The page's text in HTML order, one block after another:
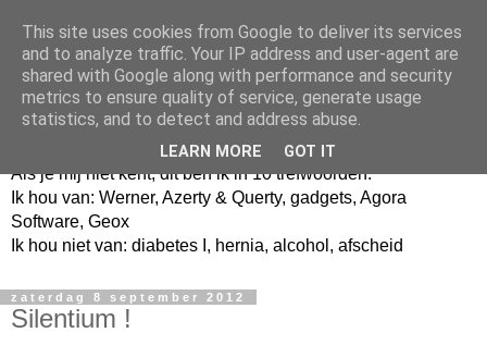
Jangeox' blog
Als je mij niet kent, dit ben ik in 10 trefwoorden.
Ik hou van: Werner, Azerty & Querty, gadgets, Agora
Software, Geox
Ik hou niet van: diabetes I, hernia, alcohol, afscheid
zaterdag 8 september 2012
Silentium !
This site uses cookies from Google to deliver its services
and to analyze traffic. Your IP address and user-agent are
shared with Google along with performance and security
metrics to ensure quality of service, generate usage
statistics, and to detect and address abuse.
LEARN MORE GOT IT